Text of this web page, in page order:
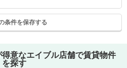
条件を保存する
得意なエイブル店舗で賃貸物件
を探す